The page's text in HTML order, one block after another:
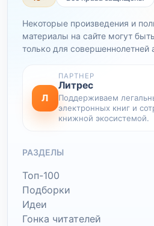
Некоторые произведения и
материалы на сайте могут
только для совершеннолетней
Л
ПАРТНЕР
Литрес
Поддерживаем
электронных книг и
книжной экосистемой.
РАЗДЕЛЫ
Топ-100
Подборки
Идеи
Гонка читателей